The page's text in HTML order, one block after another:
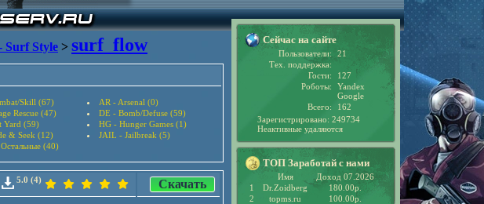
Surf Style > surf_flow
Skill (67)
AR - Arsenal (0)
Rescue (47)
DE - Bomb/Defuse (59)
Yard (59)
HG - Hunger Games (1)
& Seek (12)
JAIL - Jailbreak (5)
(40)
5.0 (4) Скачать
Сейчас на сайте
Пользователи:
21
Тех. поддержка:
Гости:
127
Роботы:
Yandex
Google
Всего:
162
Зарегистрировано: 249734
Неактивные удаляются
ТОП Заработай с нами
Имя
Доход 07.2026
1
Dr.Zoidberg
180.00р.
2
topms.ru
100.00р.